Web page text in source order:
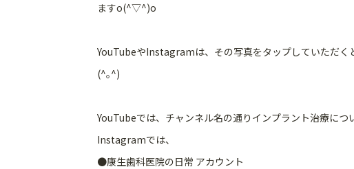
ますo(^▽^)o
YouTubeやInstagramは、 その写真をタップしていただく
(^｡^)
YouTubeでは、 チャンネル名の通りインプラント治療につ
Instagramでは、
●康生歯科医院の日常 アカウント